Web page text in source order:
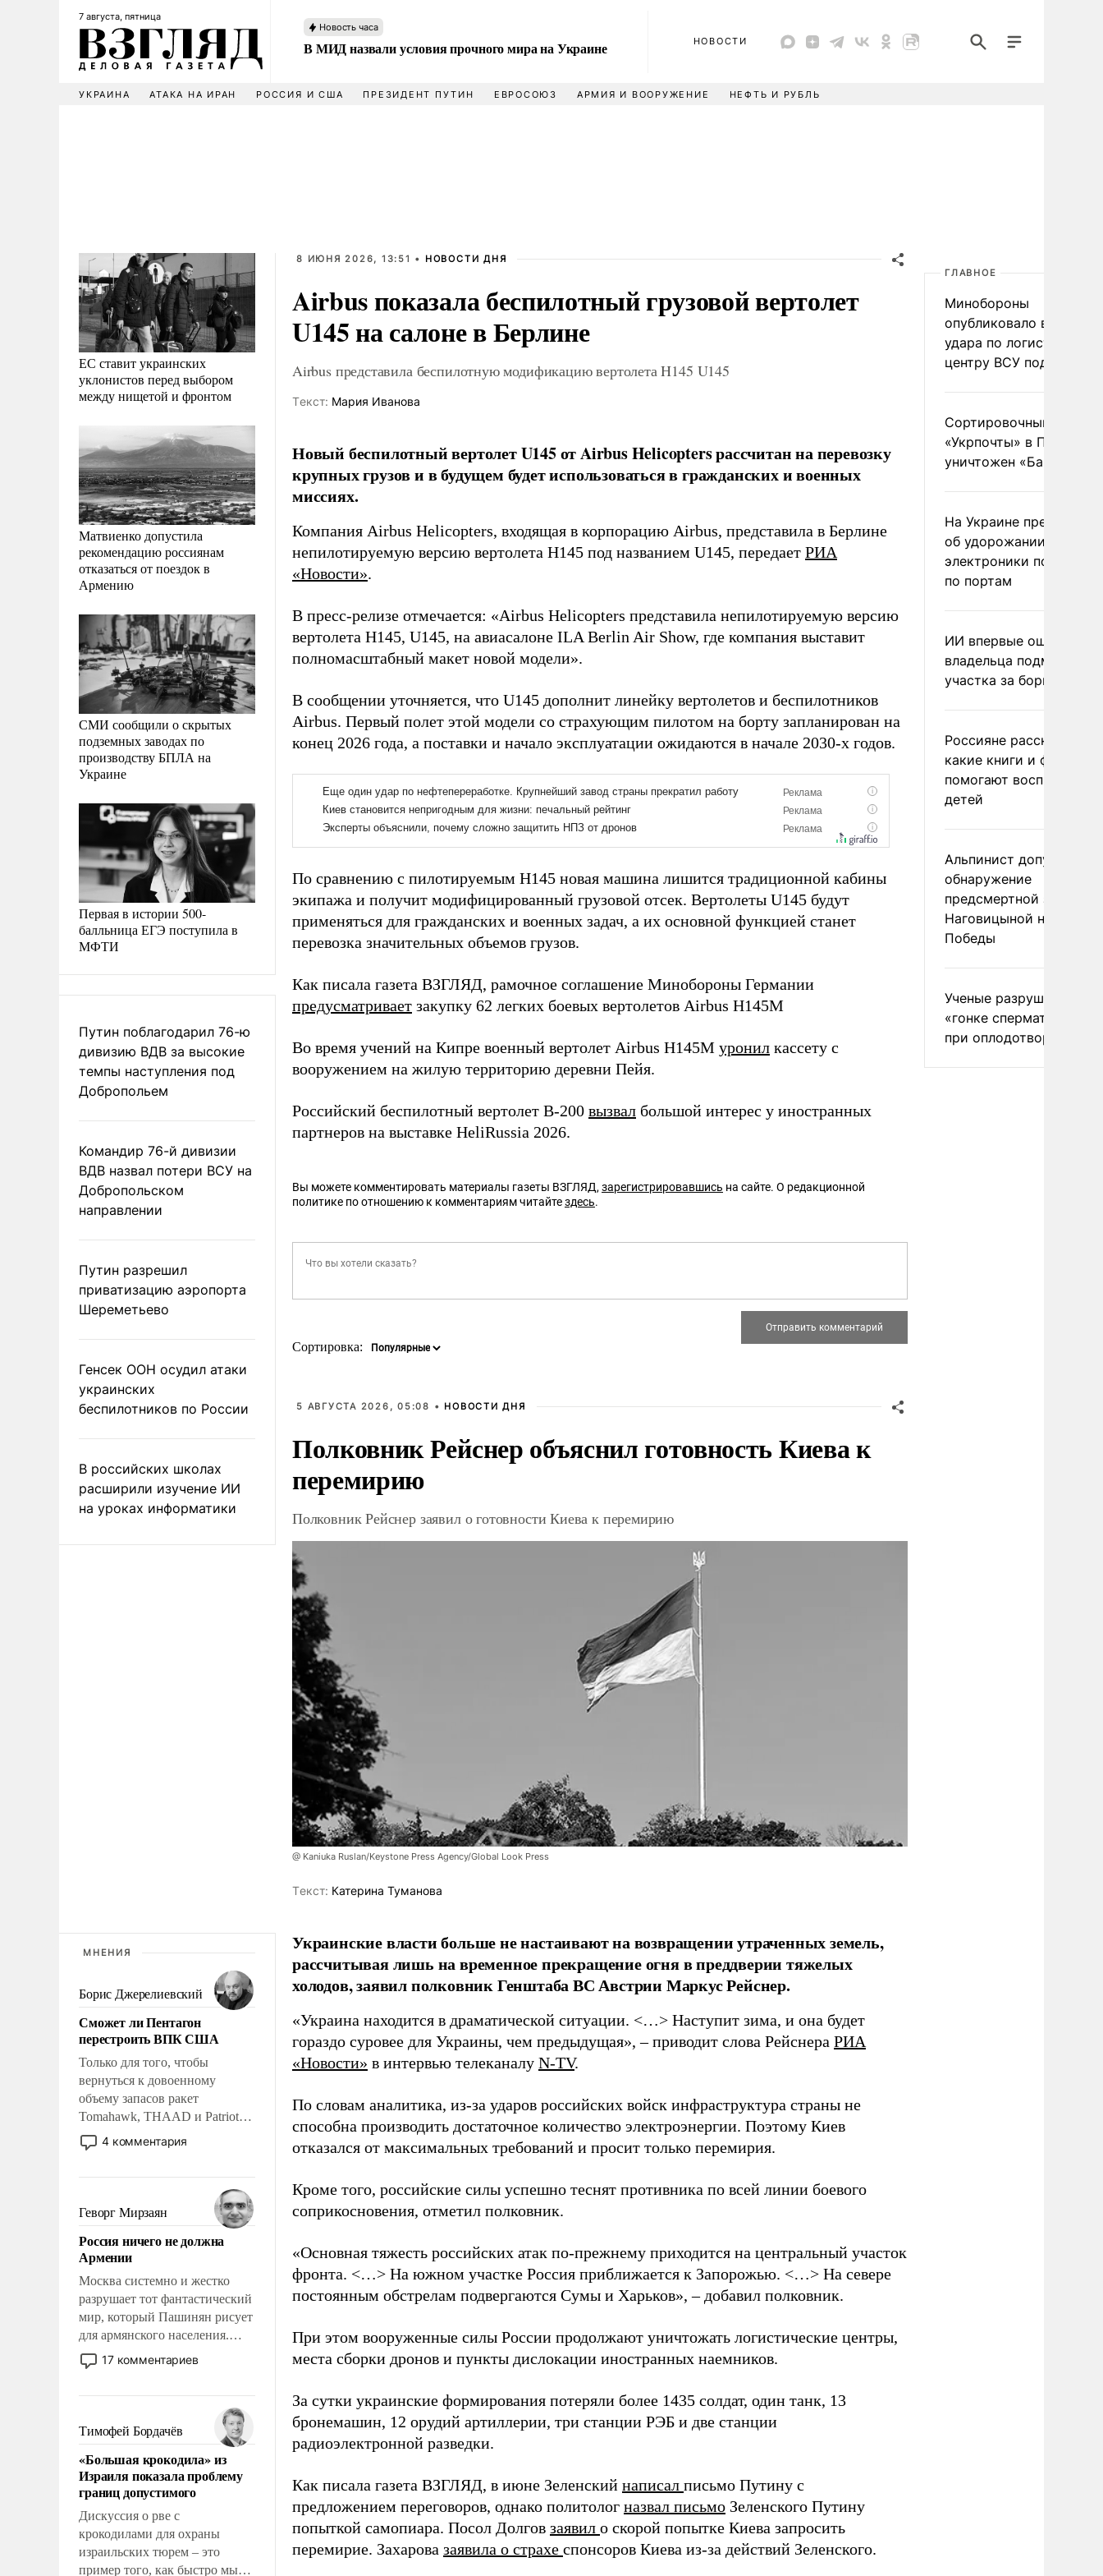
7 августа, пятница
Новость часа
В МИД назвали условия прочного мира на Украине НОВОСТИ
УКРАИНА АТАКА НА ИРАН РОССИЯ И США ПРЕЗИДЕНТ ПУТИН ЕВРОСОЮЗ АРМИЯ И ВООРУЖЕНИЕ НЕФТЬ И РУБЛЬ
ЕС ставит украинских
уклонистов перед выбором
между нищетой и фронтом
Матвиенко допустила
рекомендацию россиянам
отказаться от поездок в
Армению
СМИ сообщили о скрытых
подземных заводах по
производству БПЛА на
Украине
Первая в истории 500-
балльница ЕГЭ поступила в
МФТИ
Путин поблагодарил 76-ю
дивизию ВДВ за высокие
темпы наступления под
Добропольем
Командир 76-й дивизии
ВДВ назвал потери ВСУ на
Добропольском
направлении
Путин разрешил
приватизацию аэропорта
Шереметьево
Генсек ООН осудил атаки
украинских
беспилотников по России
В российских школах
расширили изучение ИИ
на уроках информатики
МНЕНИЯ
Борис Джерелиевский
Сможет ли Пентагон
перестроить ВПК США
Только для того, чтобы
вернуться к довоенному
объему запасов ракет
Tomahawk, THAAD и Patriot
США потребуется более трех
лет. Даже небольшая война с
Сложившаяся ситуация
означает многолетний период
уязвимости США, например,
перед Китаем.
4 комментария
Геворг Мирзаян
Россия ничего не должна
Армении
Москва системно и жестко
разрушает тот фантастический
мир, который Пашинян рисует
для армянского населения.
Мир, где политические
прожекты будут безусловно
налогоплательщиков и где
Еревану за свои поступки не
нужно отвечать.
17 комментариев
Тимофей Бордачёв
«Большая крокодила» из
Израиля показала проблему
границ допустимого
Дискуссия о рве с
крокодилами для охраны
израильских тюрем – это
пример того, как быстро мы
8 ИЮНЯ 2026, 13:51 • НОВОСТИ ДНЯ
Airbus показала беспилотный грузовой вертолет
U145 на салоне в Берлине
Airbus представила беспилотную модификацию вертолета H145 U145
Tекст: Мария Иванова
Новый беспилотный вертолет U145 от Airbus Helicopters рассчитан на перевозку
крупных грузов и в будущем будет использоваться в гражданских и военных
миссиях.
Компания Airbus Helicopters, входящая в корпорацию Airbus, представила в Берлине
непилотируемую версию вертолета H145 под названием U145, передает РИА
«Новости».
В пресс-релизе отмечается: «Airbus Helicopters представила непилотируемую версию
вертолета H145, U145, на авиасалоне ILA Berlin Air Show, где компания выставит
полномасштабный макет новой модели».
В сообщении уточняется, что U145 дополнит линейку вертолетов и беспилотников
Airbus. Первый полет этой модели со страхующим пилотом на борту запланирован на
конец 2026 года, а поставки и начало эксплуатации ожидаются в начале 2030-х годов.
По сравнению с пилотируемым H145 новая машина лишится традиционной кабины
экипажа и получит модифицированный грузовой отсек. Вертолеты U145 будут
применяться для гражданских и военных задач, а их основной функцией станет
перевозка значительных объемов грузов.
Как писала газета ВЗГЛЯД, рамочное соглашение Минобороны Германии
предусматривает закупку 62 легких боевых вертолетов Airbus H145M
Во время учений на Кипре военный вертолет Airbus H145M уронил кассету с
вооружением на жилую территорию деревни Пейя.
Российский беспилотный вертолет В-200 вызвал большой интерес у иностранных
партнеров на выставке HeliRussia 2026.
Вы можете комментировать материалы газеты ВЗГЛЯД, зарегистрировавшись на сайте. О редакционной
политике по отношению к комментариям читайтездесь.
Сортировка:
5 АВГУСТА 2026, 05:08 • НОВОСТИ ДНЯ
Полковник Рейснер объяснил готовность Киева к
перемирию
Полковник Рейснер заявил о готовности Киева к перемирию
@ Kaniuka Ruslan/Keystone Press Agency/Global Look Press
Tекст: Катерина Туманова
Украинские власти больше не настаивают на возвращении утраченных земель,
рассчитывая лишь на временное прекращение огня в преддверии тяжелых
холодов, заявил полковник Генштаба ВС Австрии Маркус Рейснер.
«Украина находится в драматической ситуации. <…> Наступит зима, и она будет
гораздо суровее для Украины, чем предыдущая», – приводит слова Рейснера РИА
«Новости» в интервью телеканалу N-TV.
По словам аналитика, из-за ударов российских войск инфраструктура страны не
способна производить достаточное количество электроэнергии. Поэтому Киев
отказался от максимальных требований и просит только перемирия.
Кроме того, российские силы успешно теснят противника по всей линии боевого
соприкосновения, отметил полковник.
«Основная тяжесть российских атак по-прежнему приходится на центральный участок
фронта. <…> На южном участке Россия приближается к Запорожью. <…> На севере
постоянным обстрелам подвергаются Сумы и Харьков», – добавил полковник.
При этом вооруженные силы России продолжают уничтожать логистические центры,
места сборки дронов и пункты дислокации иностранных наемников.
За сутки украинские формирования потеряли более 1435 солдат, один танк, 13
бронемашин, 12 орудий артиллерии, три станции РЭБ и две станции
радиоэлектронной разведки.
Как писала газета ВЗГЛЯД, в июне Зеленский написал письмо Путину с
предложением переговоров, однако политолог назвал письмо Зеленского Путину
попыткой самопиара. Посол Долгов заявил о скорой попытке Киева запросить
перемирие. Захарова заявила о страхе спонсоров Киева из-за действий Зеленского.
ГЛАВНОЕ
Минобороны
опубликовало видео
удара по
центру ВСУ под Киевом
Сортировочный пункт
«Укрпочты» в
уничтожен
На Украине
об удорожании
электроники после
по портам
ИИ впервые
владельца
участка за борщевик
Россияне рассказали,
какие книги и фильмы
помогают воспитывать
детей
Альпинист допустил
обнаружение
предсмертной записки
Наговицыной на пике
Победы
Ученые разрушили миф
«гонке
при оплодотворении